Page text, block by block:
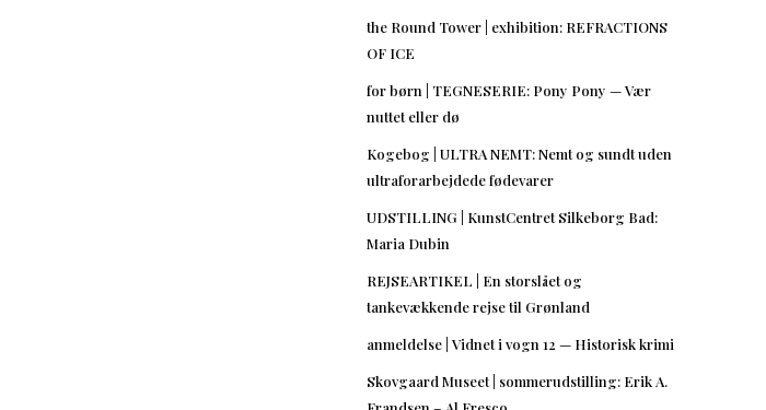
the Round Tower | exhibition: REFRACTIONS
OF ICE
for børn | TEGNESERIE: Pony Pony — Vær
nuttet eller dø
Kogebog | ULTRA NEMT: Nemt og sundt uden
ultraforarbejdede fødevarer
UDSTILLING | KunstCentret Silkeborg Bad:
Maria Dubin
REJSEARTIKEL | En storslået og
tankevækkende rejse til Grønland
anmeldelse | Vidnet i vogn 12 — Historisk krimi
Skovgaard Museet | sommerudstilling: Erik A.